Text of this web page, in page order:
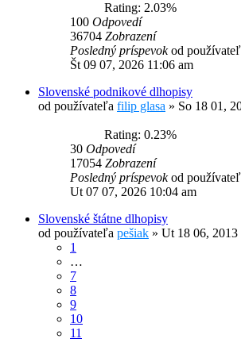
Rating: 2.03%
100 Odpovedí
36704 Zobrazení
Posledný príspevokod
Št 09 07, 2026 11:06 am
Slovenské podnikové dlhopisy
od používateľa filip glasa » So 18 01,
Rating: 0.23%
30 Odpovedí
17054 Zobrazení
Posledný príspevokod
Ut 07 07, 2026 10:04 am
Slovenské štátne dlhopisy
od používateľa pešiak » Ut 18 06, 2013
1
…
7
8
9
10
11